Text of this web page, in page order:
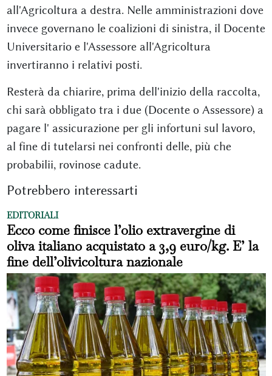
all'Agricoltura a destra. Nelle amministrazioni dove
invece governano le coalizioni di sinistra, il Docente
Universitario e l'Assessore all'Agricoltura
invertiranno i relativi posti.
Resterà da chiarire, prima dell'inizio della raccolta,
chi sarà obbligato tra i due (Docente o Assessore) a
pagare l' assicurazione per gli infortuni sul lavoro,
al fine di tutelarsi nei confronti delle, più che
probabilii, rovinose cadute.
Potrebbero interessarti
EDITORIALI
Ecco come finisce l’olio extravergine di
oliva italiano acquistato a 3,9 euro/kg. E’ la
fine dell’olivicoltura nazionale